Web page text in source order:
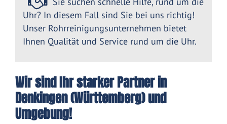
Uhr? In diesem Fall sind Sie bei uns richtig!
Unser Rohrreinigungsunternehmen bietet
Ihnen Qualität und Service rund um die Uhr.
Wir sind Ihr starker Partner in
Denkingen (Württemberg) und
Umgebung!